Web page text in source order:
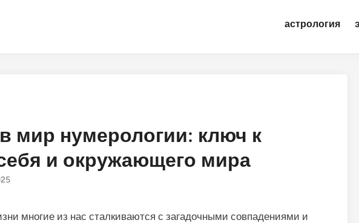
астрология
мир нумерологии: ключ к
и окружающего мира
многие из нас сталкиваются с загадочными совпадениями и